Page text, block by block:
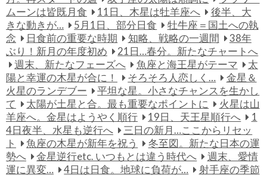
ムーンは皆既月食
11日、木星は牡羊座へ
後半、大
きな動きが…
5月1日、部分日食
牡牛座＝国土への執
念
日食前の重要な時期 知略、戦略の一週間
38年
ぶり！新月の年度初め
21日…春分。新たなチャートへ
週末、新たなフェーズへ
魚座と海王星がテーマ
太
陽と幸運の木星が合に！
そろそろ人恋しく…
金星＆
火星のランデブー
平坦な星。小さなチャンスを生かし
て
太陽が土星と合。最も重要なポイントに
火星は山
羊座へ。金星はようやく順行
19日、天王星順行へ
1
4日夜半、水星も逆行へ
三日の新月…ここからリセッ
ト
魚座の木星が新年を祝う
冬至図。新たな日本の運
勢へ
金星逆行etc. いつもとは違う時代へ
週末、愛情
運に異変…
4日は日食。地球に負荷が…
射手座の季節